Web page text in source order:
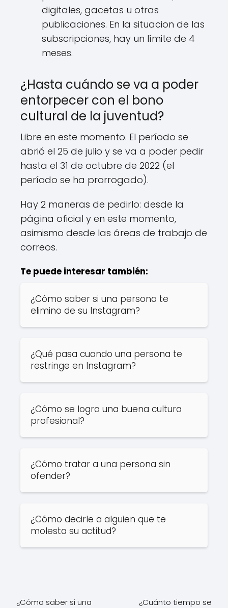
digitales, gacetas u otras
publicaciones. En la situacion de las
subscripciones, hay un límite de 4
meses.
¿Hasta cuándo se va a poder
entorpecer con el bono
cultural de la juventud?
Libre en este momento. El período se
abrió el 25 de julio y se va a poder pedir
hasta el 31 de octubre de 2022 (el
período se ha prorrogado).
Hay 2 maneras de pedirlo: desde la
página oficial y en este momento,
asimismo desde las áreas de trabajo de
correos.
Te puede interesar también:
¿Cómo saber si una persona te
elimino de su Instagram?
¿Qué pasa cuando una persona te
restringe en Instagram?
¿Cómo se logra una buena cultura
profesional?
¿Cómo tratar a una persona sin
ofender?
¿Cómo decirle a alguien que te
molesta su actitud?
¿Cómo saber si una
¿Cuánto tiempo se